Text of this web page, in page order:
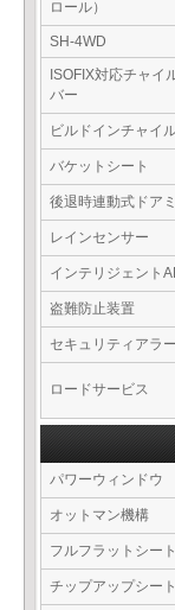
ロール）
SH-4WD
ISOFIX対応チャイ
バー
ビルドインチャイ
バケットシート
後退時連動式ドア
レインセンサー
インテリジェント
盗難防止装置
セキュリティアラ
ロードサービス
パワーウィンドウ
オットマン機構
フルフラットシート
チップアップシート